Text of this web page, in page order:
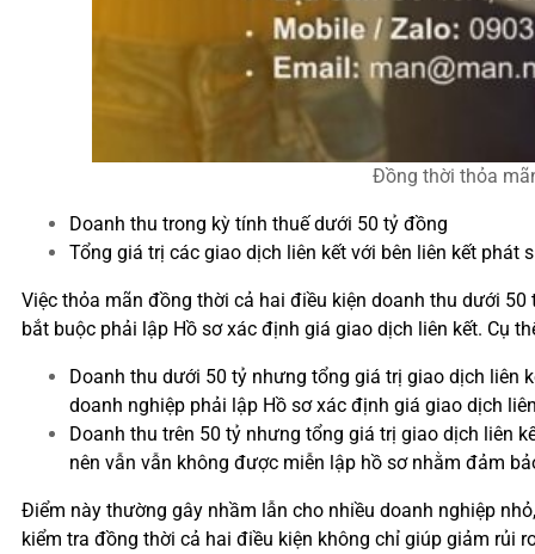
Đồng thời thỏa
Doanh thu trong kỳ tính thuế dưới 50 tỷ đồng
Tổng giá trị các giao dịch liên kết với bên liên kết phát
Việc thỏa mãn đồng thời cả hai điều kiện doanh thu dưới
bắt buộc phải lập Hồ sơ xác định giá giao dịch liên kết. Cụ
Doanh thu dưới 50 tỷ nhưng tổng giá trị giao dịch liên
doanh nghiệp phải lập Hồ sơ xác định giá giao dịch
Doanh thu trên 50 tỷ nhưng tổng giá trị giao dịch liên
nên vẫn vẫn không được miễn lập hồ sơ nhằm đảm
Điểm này thường gây nhầm lẫn cho nhiều doanh nghiệp
kiểm tra đồng thời cả hai điều kiện không chỉ giúp giảm rủi